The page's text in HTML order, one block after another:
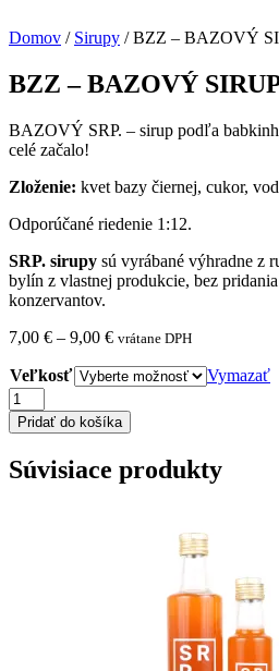
Domov / Sirupy / BZZ – BAZOVÝ
BZZ – BAZOVÝ
BAZOVÝ SRP. – sirup podľa
celé začalo!
Zloženie: kvet bazy čiernej, cukor,
Odporúčané riedenie 1:12.
SRP. sirupy sú vyrábané výhradne z
bylín z vlastnej produkcie, bez
konzervantov.
7,00 € – 9,00 €Price
7,00 €
9,00 €
vrátane DPH
Veľkosť
Vymazať
množstvo
BZZ
-
SIRUP
Pridať do košíka
Súvisiace produkty